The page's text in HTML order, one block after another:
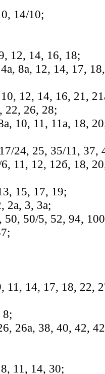
14/10;
12, 14, 16, 18;
8а, 12, 14, 17,
12, 14, 16, 21,
22, 26, 28;
10, 11, 11а, 18,
24, 25, 35/11, 37,
11, 12, 12б, 18,
15, 17, 19;
2а, 3, 3а;
50, 50/5, 52, 94,
11, 14, 17, 18, 22,
8;
26а, 38, 40, 42,
11, 14, 30;